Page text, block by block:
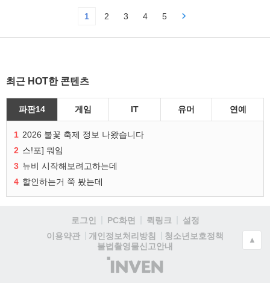
1 2 3 4 5
최근 HOT한 콘텐츠
파판14 게임 IT 유머 연예
1 2026 불꽃 축제 정보 나왔습니다
2 스!포] 뭐임
3 뉴비 시작해보려고하는데
4 할인하는거 쭉 봤는데
로그인 PC화면 퀵링크
설정
이용약관
개인정보처리방침
청소년보호정책
불법촬영물신고안내
(주)
인
▲